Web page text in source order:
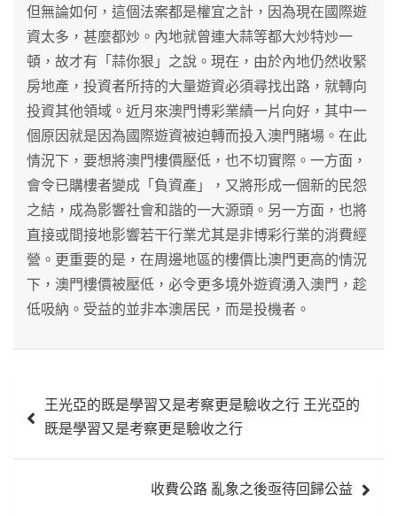
但無論如何，這個法案都是權宜之計，因為現在國際遊
資太多，甚麼都炒。內地就曾連大蒜等都大炒特炒一
頓，故才有「蒜你狠」之說。現在，由於內地仍然收緊
房地產，投資者所持的大量遊資必須尋找出路，就轉向
投資其他領域。近月來澳門博彩業績一片向好，其中一
個原因就是因為國際遊資被迫轉而投入澳門賭場。在此
情況下，要想將澳門樓價壓低，也不切實際。一方面，
會令已購樓者變成「負資產」，又將形成一個新的民怨
之結，成為影響社會和諧的一大源頭。另一方面，也將
直接或間接地影響若干行業尤其是非博彩行業的消費經
營。更重要的是，在周邊地區的樓價比澳門更高的情況
下，澳門樓價被壓低，必令更多境外遊資湧入澳門，趁
低吸納。受益的並非本澳居民，而是投機者。
章
王光亞的既是學習又是考察更是驗收之行 王光亞的
既是學習又是考察更是驗收之行
收費公路 亂象之後亟待回歸公益